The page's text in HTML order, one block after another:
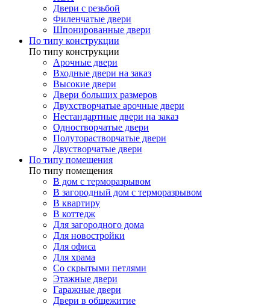
Двери с резьбой
Филенчатые двери
Шпонированные двери
По типу конструкции
По типу конструкции
Арочные двери
Входные двери на заказ
Высокие двери
Двери больших размеров
Двухстворчатые арочные двери
Нестандартные двери на заказ
Одностворчатые двери
Полуторастворчатые двери
Двустворчатые двери
По типу помещения
По типу помещения
В дом с терморазрывом
В загородный дом с терморазрывом
В квартиру
В коттедж
Для загородного дома
Для новостройки
Для офиса
Для храма
Со скрытыми петлями
Этажные двери
Гаражные двери
Двери в общежитие